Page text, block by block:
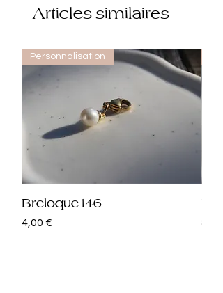
Articles similaires
Personnalisation
Breloque 146
Prix
4,00 € Prix
8,00